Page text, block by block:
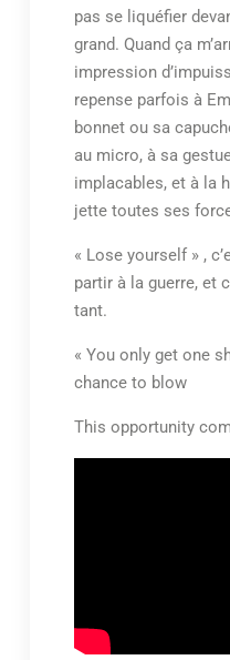
pas se liquéfier
grand. Quand ça
impression
repense parfois à
bonnet ou sa
au micro, à sa
implacables, et à la
jette toutes ses
« Lose yourself » ,
partir à la guerre, et
tant.
« You only get one
chance to blow
This opportunity